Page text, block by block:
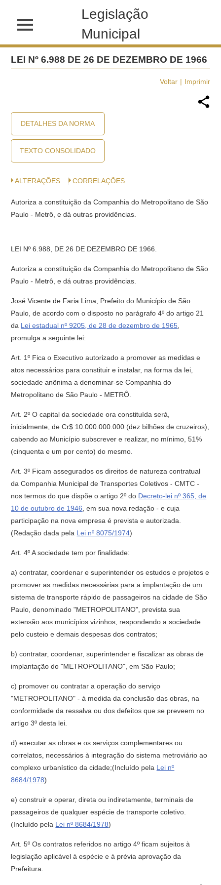
Legislação
Municipal
LEI Nº 6.988 DE 26 DE DEZEMBRO DE 1966
Voltar Imprimir
DETALHES DA NORMA
TEXTO CONSOLIDADO
ALTERAÇÕES CORRELAÇÕES
Autoriza a constituição da Companhia do Metropolitano de São
Paulo - Metrô, e dá outras providências.
LEI Nº 6.988, DE 26 DE DEZEMBRO DE 1966.
Autoriza a constituição da Companhia do Metropolitano de São
Paulo - Metrô, e dá outras providências.
José Vicente de Faria Lima, Prefeito do Município de São
Paulo, de acordo com o disposto no parágrafo 4º do artigo 21
da Lei estadual nº 9205, de 28 de dezembro de 1965
promulga a seguinte lei:
Art. 1º Fica o Executivo autorizado a promover as medidas e
atos necessários para constituir e instalar, na forma da lei,
sociedade anônima a denominar-se Companhia do
Metropolitano de São Paulo - METRÔ.
Art. 2º O capital da sociedade ora constituída será,
inicialmente, de Cr$ 10.000.000.000 (dez bilhões de cruzeiros),
cabendo ao Município subscrever e realizar, no mínimo, 51%
(cinquenta e um por cento) do mesmo.
Art. 3º Ficam assegurados os direitos de natureza contratual
da Companhia Municipal de Transportes Coletivos - CMTC -
nos termos do que dispõe o artigo 2º do Decreto-lei nº 365, de
10 de outubro de 1946 , em sua nova redação - e cuja
participação na nova empresa é prevista e autorizada.
(Redação dada pela Lei nº 8075/1974)
Art. 4º A sociedade tem por finalidade:
a) contratar, coordenar e superintender os estudos e projetos e
promover as medidas necessárias para a implantação de um
sistema de transporte rápido de passageiros na cidade de São
Paulo, denominado "METROPOLITANO", prevista sua
extensão aos municípios vizinhos, respondendo a sociedade
pelo custeio e demais despesas dos contratos;
b) contratar, coordenar, superintender e fiscalizar as obras de
implantação do "METROPOLITANO", em São Paulo;
c) promover ou contratar a operação do serviço
"METROPOLITANO" - à medida da conclusão das obras, na
conformidade da ressalva ou dos defeitos que se preveem no
artigo 3º desta lei.
d) executar as obras e os serviços complementares ou
correlatos, necessários à integração do sistema metroviário ao
complexo urbanístico da cidade;(Incluído pela Lei nº
8684/1978)
e) construir e operar, direta ou indiretamente, terminais de
passageiros de qualquer espécie de transporte coletivo.
(Incluído pela Lei nº 8684/1978)
Art. 5º Os contratos referidos no artigo 4º ficam sujeitos à
legislação aplicável à espécie e à prévia aprovação da
Prefeitura.